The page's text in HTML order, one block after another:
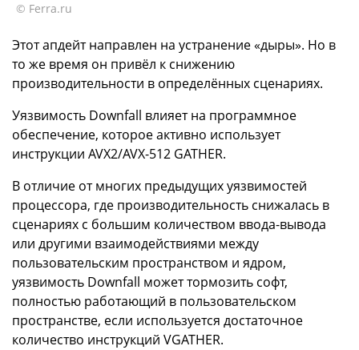
© Ferra.ru
Этот апдейт направлен на устранение «дыры». Но в
то же время он привёл к снижению
производительности в определённых сценариях.
Уязвимость Downfall влияет на программное
обеспечение, которое активно использует
инструкции AVX2/AVX-512 GATHER.
В отличие от многих предыдущих уязвимостей
процессора, где производительность снижалась в
сценариях с большим количеством ввода-вывода
или другими взаимодействиями между
пользовательским пространством и ядром,
уязвимость Downfall может тормозить софт,
полностью работающий в пользовательском
пространстве, если используется достаточное
количество инструкций VGATHER.